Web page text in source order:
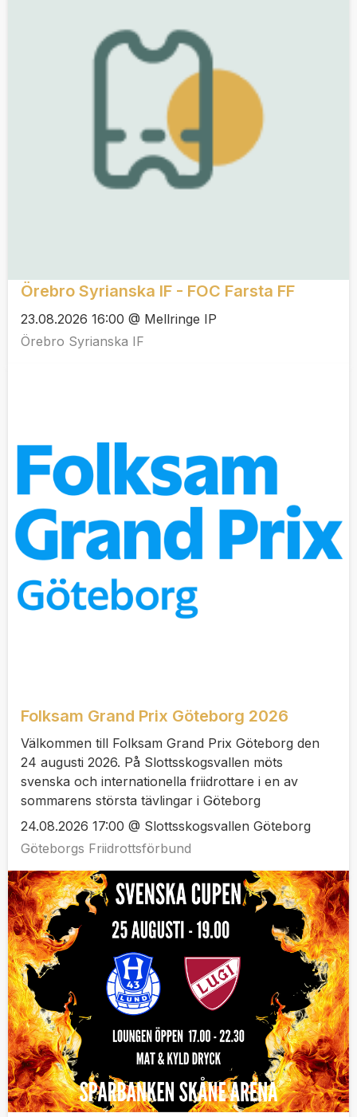
Örebro Syrianska IF - FOC Farsta FF
23.08.2026 16:00 @ Mellringe IP
Örebro Syrianska IF
Folksam Grand Prix Göteborg 2026
Välkommen till Folksam Grand Prix Göteborg den
24 augusti 2026. På Slottsskogsvallen möts
svenska och internationella friidrottare i en av
sommarens största tävlingar i Göteborg
24.08.2026 17:00 @ Slottsskogsvallen Göteborg
Göteborgs Friidrottsförbund